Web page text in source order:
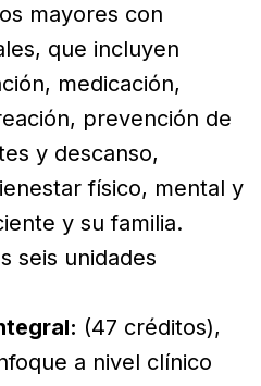
mayores con
que incluyen
medicación,
prevención de
y descanso,
físico, mental y
y su familia.
seis unidades
(47 créditos),
a nivel clínico